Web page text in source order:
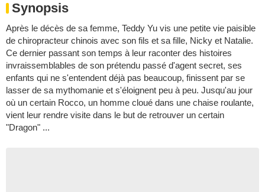
Synopsis
Après le décès de sa femme, Teddy Yu vis une petite vie paisible
de chiropracteur chinois avec son fils et sa fille, Nicky et Natalie.
Ce dernier passant son temps à leur raconter des histoires
invraissemblables de son prétendu passé d'agent secret, ses
enfants qui ne s'entendent déjà pas beaucoup, finissent par se
lasser de sa mythomanie et s'éloignent peu à peu. Jusqu'au jour
où un certain Rocco, un homme cloué dans une chaise roulante,
vient leur rendre visite dans le but de retrouver un certain
"Dragon" ...